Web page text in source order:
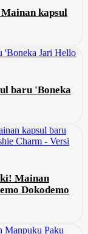
kapsul
baru 'Boneka
Mainan
Dokodemo